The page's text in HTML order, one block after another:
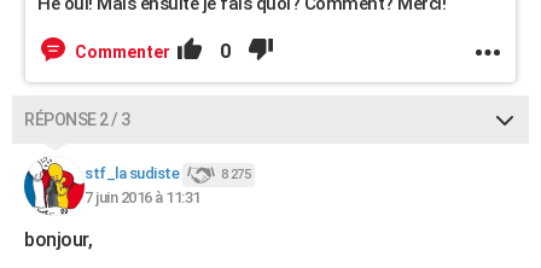
Commenter 0
RÉPONSE 2 / 3
stf_la sudiste 8 275
7 juin 2016 à 11:31
bonjour,